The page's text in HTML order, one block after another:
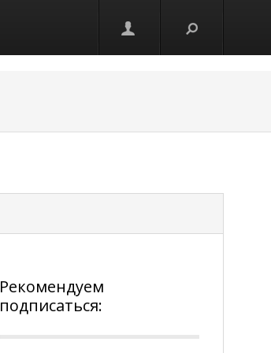
Рекомендуем
подписаться: